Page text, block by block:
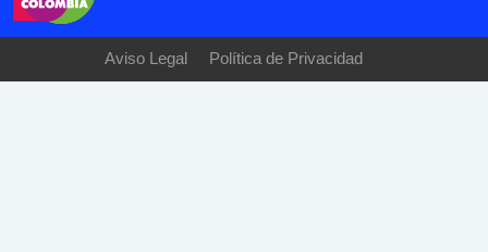
Aviso Legal Política de Privacidad